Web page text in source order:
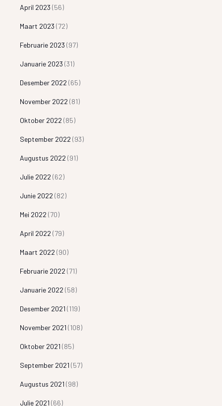
April 2023 (56)
Maart 2023 (72)
Februarie 2023 (97)
Januarie 2023 (31)
Desember 2022 (65)
November 2022 (81)
Oktober 2022 (85)
September 2022 (93)
Augustus 2022 (91)
Julie 2022 (62)
Junie 2022 (82)
Mei 2022 (70)
April 2022 (79)
Maart 2022 (90)
Februarie 2022 (71)
Januarie 2022 (58)
Desember 2021 (119)
November 2021 (108)
Oktober 2021 (85)
September 2021 (57)
Augustus 2021 (98)
Julie 2021 (66)